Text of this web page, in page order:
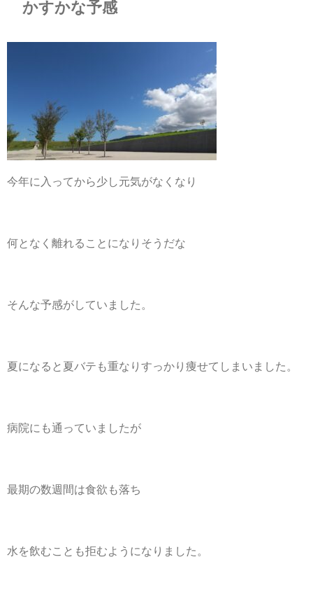
かすかな予感
今年に入ってから少し元気がなくなり
何となく離れることになりそうだな
そんな予感がしていました。
夏になると夏バテも重なりすっかり痩せてしまいました。
病院にも通っていましたが
最期の数週間は食欲も落ち
水を飲むことも拒むようになりました。